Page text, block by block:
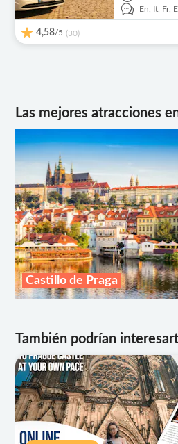
En,
It, Fr,
4,58/5 (30)
Las mejores atracciones
Castillo de Praga
También podrían